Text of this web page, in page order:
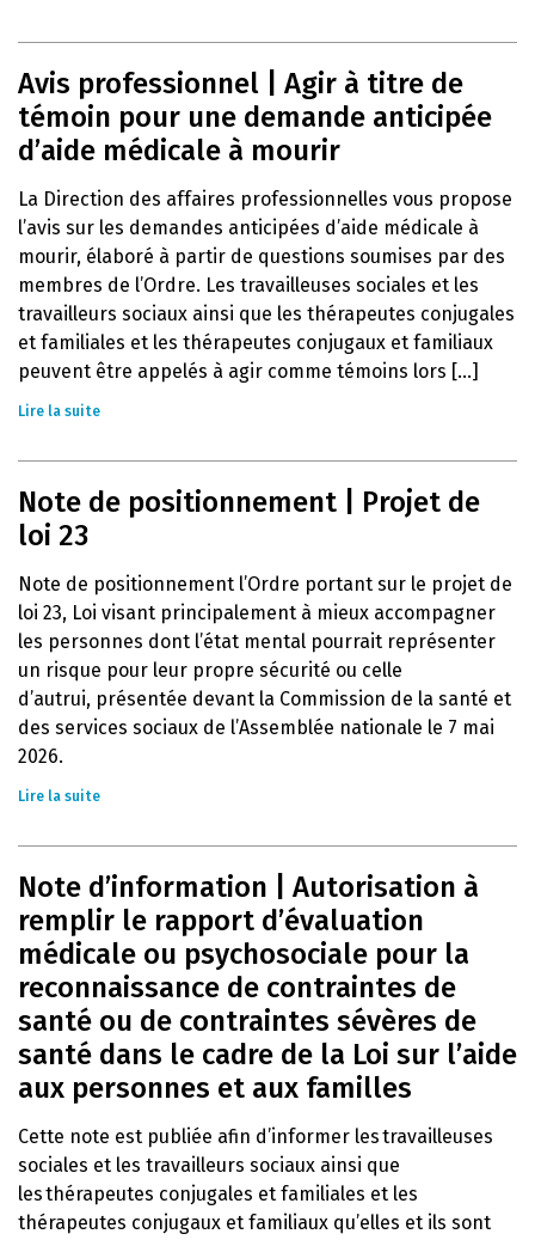
Avis professionnel | Agir à titre de
témoin pour une demande anticipée
d’aide médicale à mourir
La Direction des affaires professionnelles vous propose
l’avis sur les demandes anticipées d’aide médicale à
mourir, élaboré à partir de questions soumises par des
membres de l’Ordre. Les travailleuses sociales et les
travailleurs sociaux ainsi que les thérapeutes conjugales
et familiales et les thérapeutes conjugaux et familiaux
peuvent être appelés à agir comme témoins lors [...]
Lire la suite
Note de positionnement | Projet de
loi 23
Note de positionnement l’Ordre portant sur le projet de
loi 23, Loi visant principalement à mieux accompagner
les personnes dont l’état mental pourrait représenter
un risque pour leur propre sécurité ou celle
d’autrui, présentée devant la Commission de la santé et
des services sociaux de l’Assemblée nationale le 7 mai
2026.
Lire la suite
Note d’information | Autorisation à
remplir le rapport d’évaluation
médicale ou psychosociale pour la
reconnaissance de contraintes de
santé ou de contraintes sévères de
santé dans le cadre de la Loi sur l’aide
aux personnes et aux familles
Cette note est publiée afin d’informer les travailleuses
sociales et les travailleurs sociaux ainsi que
les thérapeutes conjugales et familiales et les
thérapeutes conjugaux et familiaux qu’elles et ils sont